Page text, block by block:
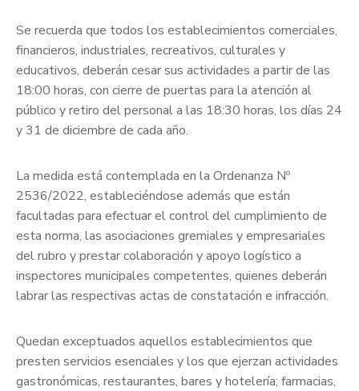
Se recuerda que todos los establecimientos comerciales,
financieros, industriales, recreativos, culturales y
educativos, deberán cesar sus actividades a partir de las
18:00 horas, con cierre de puertas para la atención al
público y retiro del personal a las 18:30 horas, los días 24
y 31 de diciembre de cada año.
La medida está contemplada en la Ordenanza Nº
2536/2022, estableciéndose además que están
facultadas para efectuar el control del cumplimiento de
esta norma, las asociaciones gremiales y empresariales
del rubro y prestar colaboración y apoyo logístico a
inspectores municipales competentes, quienes deberán
labrar las respectivas actas de constatación e infracción.
Quedan exceptuados aquellos establecimientos que
presten servicios esenciales y los que ejerzan actividades
gastronómicas, restaurantes, bares y hotelería; farmacias,